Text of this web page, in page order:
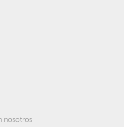
Si alguien
momento, y crees
va a cambiar algo,
En lugar de eso,
esa versión futura de ti
energía de ellos para
y no torturarte a lo
nosotros